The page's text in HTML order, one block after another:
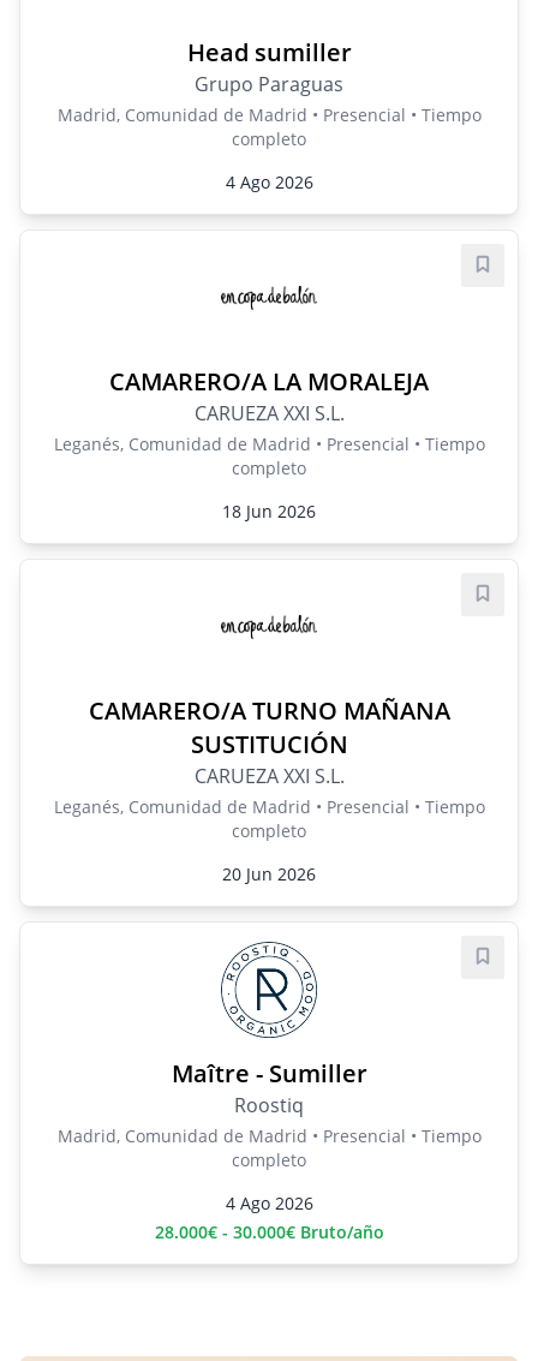
Head sumiller
Grupo Paraguas
Madrid, Comunidad de Madrid • Presencial • Tiempo
completo
4 Ago 2026
CAMARERO/A LA MORALEJA
CARUEZA XXI S.L.
Leganés, Comunidad de Madrid • Presencial • Tiempo
completo
18 Jun 2026
CAMARERO/A TURNO MAÑANA
SUSTITUCIÓN
CARUEZA XXI S.L.
Leganés, Comunidad de Madrid • Presencial • Tiempo
completo
20 Jun 2026
Maître - Sumiller
Roostiq
Madrid, Comunidad de Madrid • Presencial • Tiempo
completo
4 Ago 2026
28.000€ - 30.000€ Bruto/año